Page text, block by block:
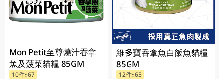
Mon Petit至尊燒汁吞拿
魚及菠菜貓糧 85GM
10件$67
維多寶吞拿魚白飯魚貓糧
85GM
12件$65